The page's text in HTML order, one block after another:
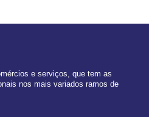
e serviços, que tem as
nos mais variados ramos de